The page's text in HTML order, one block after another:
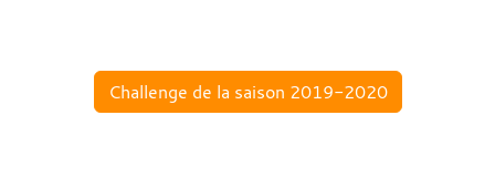
Challenge de la saison 2019-2020